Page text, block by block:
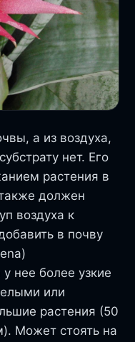
а из воздуха,
нет. Его
растения в
должен
воздуха к
в почву
нее более узкие
или
растения (50
Может стоять на